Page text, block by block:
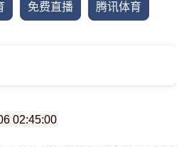
免费直播 腾讯体育
02:45:00